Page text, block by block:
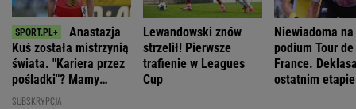
Anastazja
Kuś została mistrzynią
świata. "Kariera przez
pośladki"? Mamy
komentarz
SUBSKRYPCJA
Lewandowski znów
strzelił! Pierwsze
trafienie w Leagues
Cup
Niewiadoma na
podium Tour de
France.
ostatnim etapie